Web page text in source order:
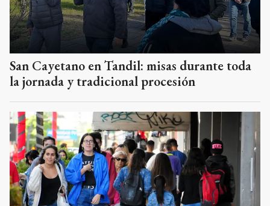
San Cayetano en Tandil: misas durante toda
la jornada y tradicional procesión